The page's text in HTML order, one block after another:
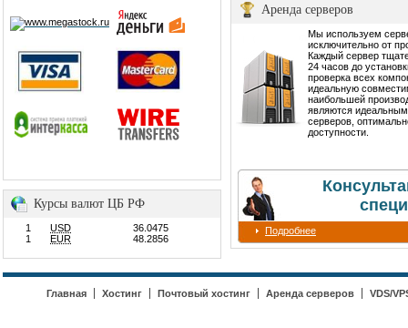
Курсы валют ЦБ РФ
1 USD
36.0475
1
EUR 48.2856
Аренда серверов
Мы используем
исключительно от
Каждый сервер
24 часов до
проверка всех
идеальную
наибольшей
являются
серверов,
доступности.
Подробнее
Главная Хостинг Почтовый хостинг Аренда серверов VDS/